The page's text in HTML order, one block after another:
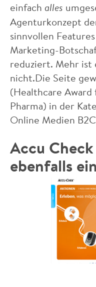
einfach alles
Agenturkonzept
sinnvollen
Marketing-
reduziert. Mehr ist
nicht.Die Seite
(Healthcare
Pharma) in der
Online Medien
Accu
ebenfalls